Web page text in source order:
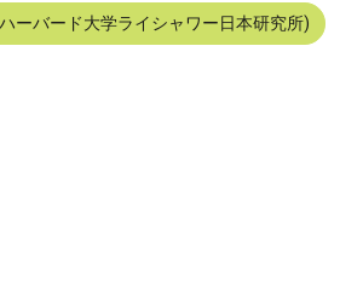
ーバード大学ライシャワー日本研究所)